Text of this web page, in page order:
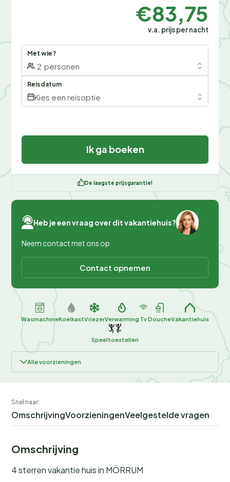
€83,75
v.a. prijs per nacht
Met wie?
2 personen
Reisdatum
Kies een reisoptie
Ik ga boeken
De laagste prijsgarantie!
Heb je een vraag over dit vakantiehuis?
Neem contact met ons op
Contact opnemen
WasmachineKoelkastVriezerVerwarming TvDoucheVakantiehuis
Speeltoestellen
Alle voorzieningen
Snel naar:
OmschrijvingVoorzieningenVeelgestelde vragen
Omschrijving
4 sterren vakantie huis in MÖRRUM